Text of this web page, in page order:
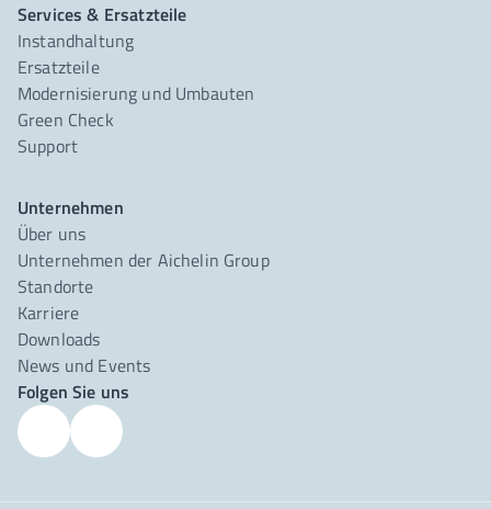
Services & Ersatzteile
Instandhaltung
Ersatzteile
Modernisierung und Umbauten
Green Check
Support
Unternehmen
Über uns
Unternehmen der Aichelin Group
Standorte
Karriere
Downloads
News und Events
Folgen Sie uns